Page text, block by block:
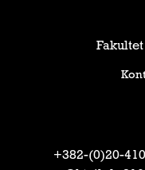
‎+382-(0)20-